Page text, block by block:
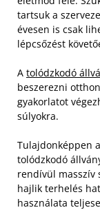
tartsuk a
évesen is csak
lépcsőzést
A tolódzkodó
beszerezni
gyakorlatot
súlyokra.
Tulajdonképpen
tolódzkodó
rendívül masszív
hajlik terhelés
használata